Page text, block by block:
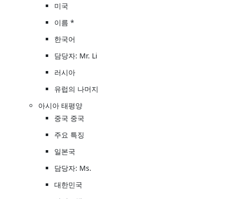
미국
이름 *
한국어
담당자: Mr. Li
러시아
유럽의 나머지
아시아 태평양
중국 중국
주요 특징
일본국
담당자: Ms.
대한민국